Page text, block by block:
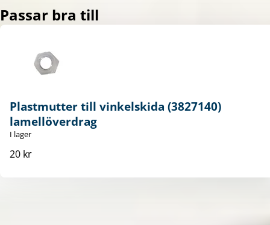
Passar bra till
Plastmutter till vinkelskida (3827140)
lamellöverdrag
I lager
20 kr